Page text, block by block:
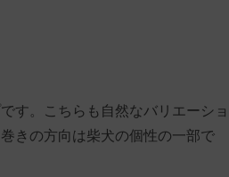
す。こちらも自然なバリエーショ
きの方向は柴犬の個性の一部で